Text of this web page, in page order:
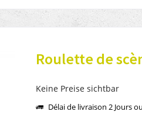
Roulette de
Keine Preise sichtbar
Délai de livraison 2 Jours